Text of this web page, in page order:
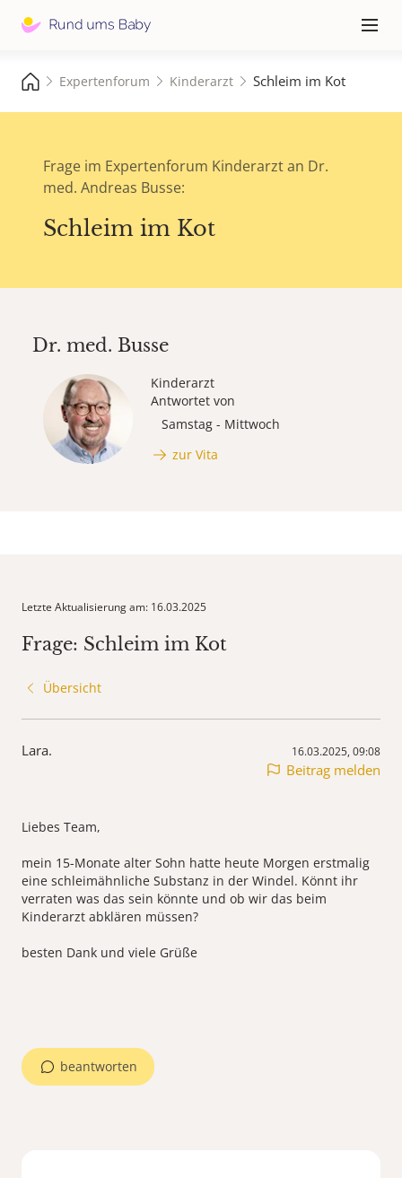
≡
Expertenforum Kinderarzt Schleim im Kot
Frage im Expertenforum Kinderarzt an Dr.
med. Andreas Busse:
Schleim im Kot
Dr. med. Busse
Kinderarzt
Antwortet von
Samstag - Mittwoch
zur Vita
Letzte Aktualisierung am: 16.03.2025
Frage: Schleim im Kot
Übersicht
Lara. 16.03.2025, 09:08
Beitrag melden
Liebes Team,
mein 15-Monate alter Sohn hatte heute Morgen erstmalig
eine schleimähnliche Substanz in der Windel. Könnt ihr
verraten was das sein könnte und ob wir das beim
Kinderarzt abklären müssen?
besten Dank und viele Grüße
beantworten